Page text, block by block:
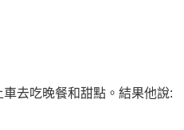
去吃晚餐和甜點。結果他說: